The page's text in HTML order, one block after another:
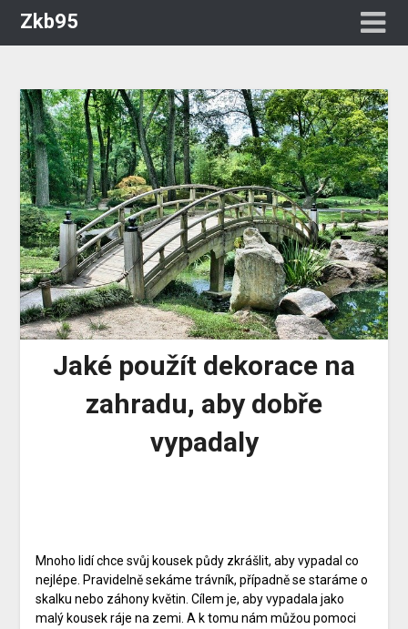
Zkb95
Jaké použít dekorace na
zahradu, aby dobře
vypadaly
Mnoho lidí chce svůj kousek půdy zkrášlit, aby vypadal co
nejlépe. Pravidelně sekáme trávník, případně se staráme o
skalku nebo záhony květin. Cílem je, aby vypadala jako
malý kousek ráje na zemi. A k tomu nám můžou pomoci